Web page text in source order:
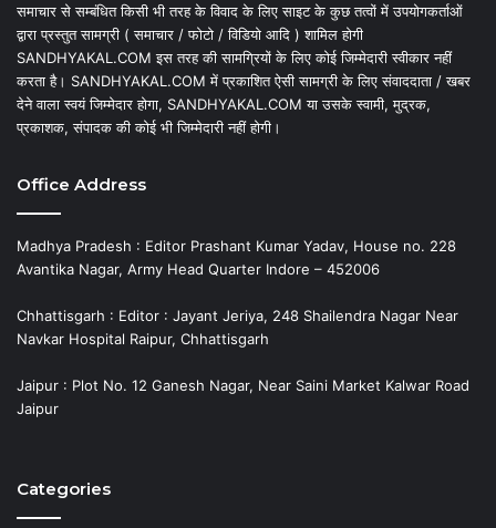
समाचार से सम्बंधित किसी भी तरह के विवाद के लिए साइट के कुछ तत्वों में उपयोगकर्ताओं
द्वारा प्रस्तुत सामग्री ( समाचार / फोटो / विडियो आदि ) शामिल होगी
SANDHYAKAL.COM इस तरह की सामग्रियों के लिए कोई जिम्मेदारी स्वीकार नहीं
करता है। SANDHYAKAL.COM में प्रकाशित ऐसी सामग्री के लिए संवाददाता / खबर
देने वाला स्वयं जिम्मेदार होगा, SANDHYAKAL.COM या उसके स्वामी, मुद्रक,
प्रकाशक, संपादक की कोई भी जिम्मेदारी नहीं होगी।
Office Address
Madhya Pradesh : Editor Prashant Kumar Yadav, House no. 228
Avantika Nagar, Army Head Quarter Indore – 452006
Chhattisgarh : Editor : Jayant Jeriya, 248 Shailendra Nagar Near
Navkar Hospital Raipur, Chhattisgarh
Jaipur : Plot No. 12 Ganesh Nagar, Near Saini Market Kalwar Road
Jaipur
Categories